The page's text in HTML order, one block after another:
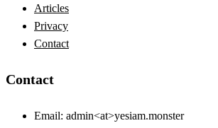
Articles
Privacy
Contact
Contact
Email: admin<at>yesiam.monster